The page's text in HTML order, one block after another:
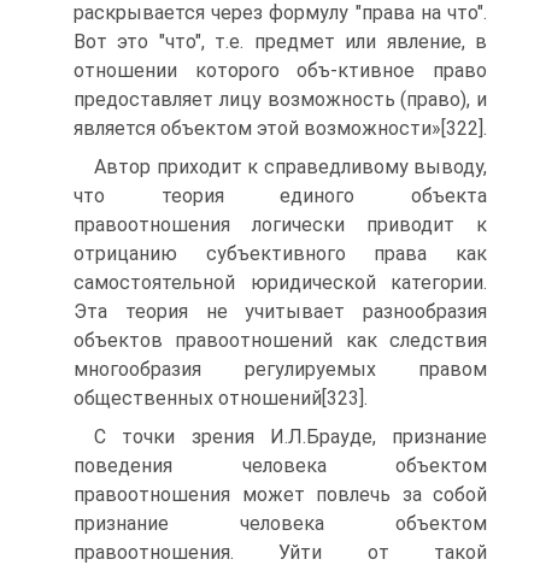
раскрывается через формулу "права на что".
Вот это "что", т.е. предмет или явление, в
отношении которого объ-ктивное право
предоставляет лицу возможность (право), и
является объектом этой возможности»[322].
Автор приходит к справедливому выводу,
что теория единого объекта
правоотношения логически приводит к
отрицанию субъективного права как
самостоятельной юридической категории.
Эта теория не учитывает разнообразия
объектов правоотношений как следствия
многообразия регулируемых правом
общественных отношений[323].
С точки зрения И.Л.Брауде, признание
поведения человека объектом
правоотношения может повлечь за собой
признание человека объектом
правоотношения. Уйти от такой